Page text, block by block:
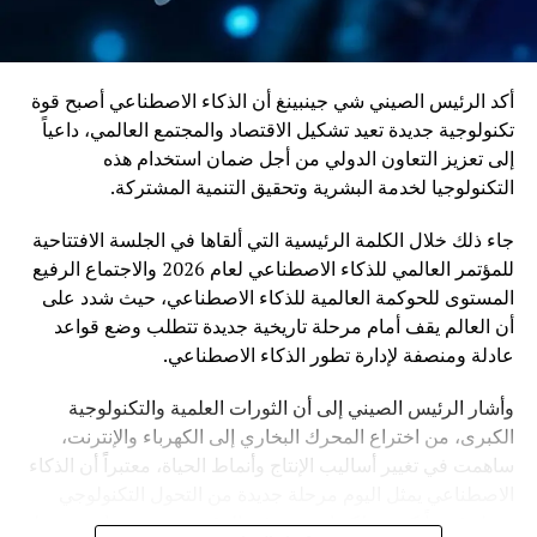
أكد الرئيس الصيني شي جينبينغ أن الذكاء الاصطناعي أصبح قوة
تكنولوجية جديدة تعيد تشكيل الاقتصاد والمجتمع العالمي، داعياً
إلى تعزيز التعاون الدولي من أجل ضمان استخدام هذه
التكنولوجيا لخدمة البشرية وتحقيق التنمية المشتركة.
جاء ذلك خلال الكلمة الرئيسية التي ألقاها في الجلسة الافتتاحية
للمؤتمر العالمي للذكاء الاصطناعي لعام 2026 والاجتماع الرفيع
المستوى للحوكمة العالمية للذكاء الاصطناعي، حيث شدد على
أن العالم يقف أمام مرحلة تاريخية جديدة تتطلب وضع قواعد
عادلة ومنصفة لإدارة تطور الذكاء الاصطناعي.
وأشار الرئيس الصيني إلى أن الثورات العلمية والتكنولوجية
الكبرى، من اختراع المحرك البخاري إلى الكهرباء والإنترنت،
ساهمت في تغيير أساليب الإنتاج وأنماط الحياة، معتبراً أن الذكاء
تحمل فرصاً كبيرة، لكنها تفرض في الوقت نفسه تحديات مرتبطة